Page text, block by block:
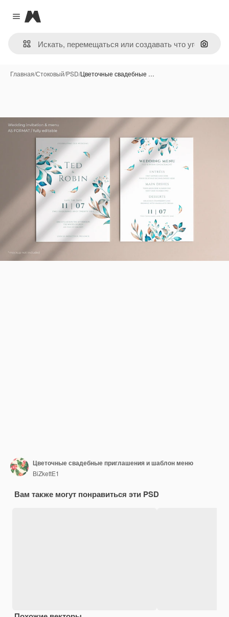
Close menu
Magnific
Поиск
Главная/Стоковый/PSD/Цветочные свадебные …
Цветочные свадебные приглашения и шаблон меню
BiZkettE1
Вам также могут понравиться эти PSD